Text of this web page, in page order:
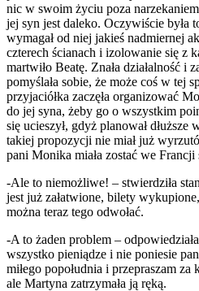
nic w swoim życiu poza
jej syn jest daleko. Oczywiście była
wymagał od niej jakieś nadmiernej
czterech ścianach i izolowanie się z
martwiło Beatę. Znała działalność i
pomyślała sobie, że może coś w tej
przyjaciółka zaczęła organizować
do jej syna, żeby go o wszystkim
się ucieszył, gdyż planował
takiej propozycji nie miał już
pani Monika miała zostać we Francji
-Ale to niemożliwe! – stwierdziła
jest już załatwione, bilety
można teraz tego odwołać.
-A to żaden problem –
wszystko pieniądze i nie poniesie
miłego popołudnia i przepraszam za
ale Martyna zatrzymała ją ręką.